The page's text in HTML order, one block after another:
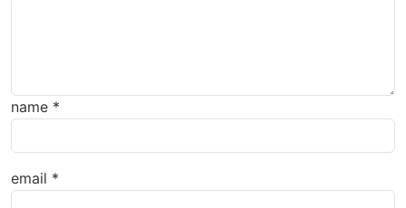
name *
email *